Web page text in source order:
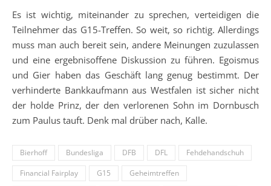
Es ist wichtig, miteinander zu sprechen, verteidigen die
Teilnehmer das G15-Treffen. So weit, so richtig. Allerdings
muss man auch bereit sein, andere Meinungen zuzulassen
und eine ergebnisoffene Diskussion zu führen. Egoismus
und Gier haben das Geschäft lang genug bestimmt. Der
verhinderte Bankkaufmann aus Westfalen ist sicher nicht
der holde Prinz, der den verlorenen Sohn im Dornbusch
zum Paulus tauft. Denk mal drüber nach, Kalle.
Bierhoff Bundesliga DFB DFL
Fehdehandschuh
Financial Fairplay
G15
Geheimtreffen